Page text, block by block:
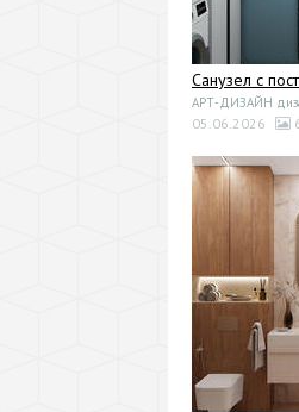
Санузел с
АРТ-ДИЗАЙН
05.06.2026